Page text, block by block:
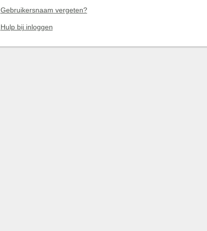
Gebruikersnaam vergeten?
Hulp bij inloggen